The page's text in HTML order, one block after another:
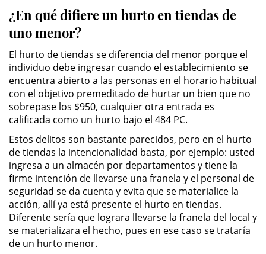
Petición Aceptada
Proyecto de Ley del Senado 439
Sello de Registros de Menores
Tutela de los Tribunales
Tribunal de Delincuencia Juvenil
Delitos Sexuales
Actos Lascivos con un Menor
Agresión Sexual
Conducta Lasciva
¿En qué difiere un hurto en tiendas de
uno menor?
El hurto de tiendas se diferencia del menor porque el
individuo debe ingresar cuando el establecimiento se
encuentra abierto a las personas en el horario habitual
con el objetivo premeditado de hurtar un bien que no
sobrepase los $950, cualquier otra entrada es
calificada como un hurto bajo el 484 PC.
Estos delitos son bastante parecidos, pero en el hurto
de tiendas la intencionalidad basta, por ejemplo: usted
ingresa a un almacén por departamentos y tiene la
firme intención de llevarse una franela y el personal de
seguridad se da cuenta y evita que se materialice la
acción, allí ya está presente el hurto en tiendas.
Diferente sería que lograra llevarse la franela del local y
se materializara el hecho, pues en ese caso se trataría
de un hurto menor.